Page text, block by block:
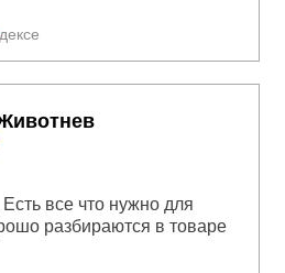
все что нужно для
разбираются в товаре